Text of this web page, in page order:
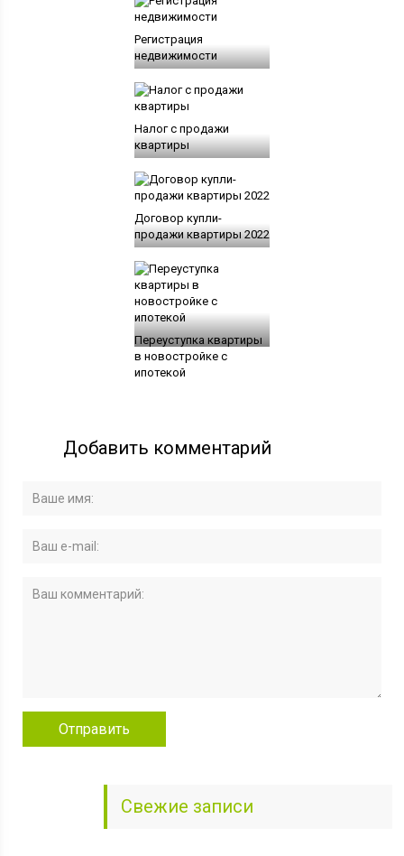
Регистрация
недвижимости
Налог с продажи
квартиры
Договор купли-
продажи квартиры 2022
Переуступка квартиры
в новостройке с
ипотекой
Добавить комментарий
Свежие записи